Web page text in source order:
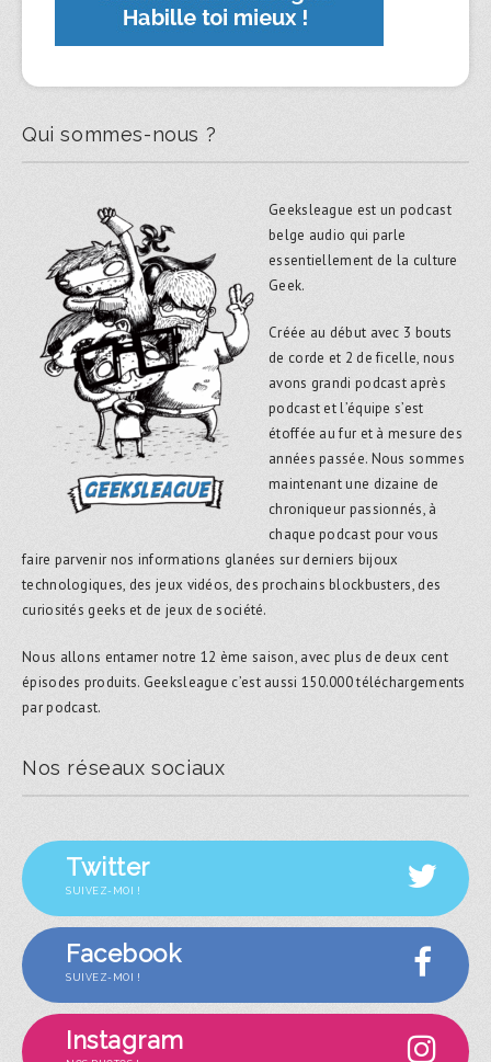
Qui sommes-nous ?
Geeksleague est un podcast
belge audio qui parle
essentiellement de la culture
Geek.
Créée au début avec 3 bouts
de corde et 2 de ficelle, nous
avons grandi podcast après
podcast et l’équipe s’est
étoffée au fur et à mesure des
années passée. Nous sommes
maintenant une dizaine de
chroniqueur passionnés, à
chaque podcast pour vous
faire parvenir nos informations glanées sur derniers bijoux
technologiques, des jeux vidéos, des prochains blockbusters, des
curiosités geeks et de jeux de société.
Nous allons entamer notre 12 ème saison, avec plus de deux cent
épisodes produits. Geeksleague c’est aussi 150.000 téléchargements
par podcast.
Nos réseaux sociaux
Twitter
SUIVEZ-MOI !
Facebook
SUIVEZ-MOI !
Instagram